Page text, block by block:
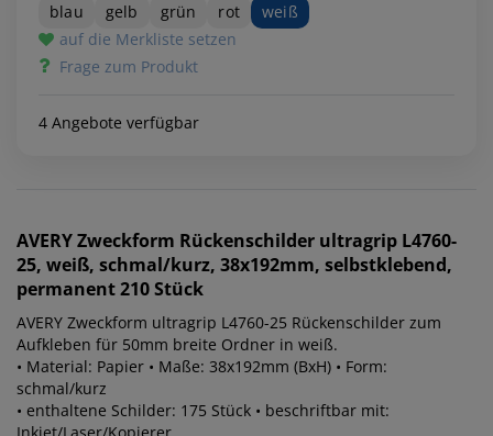
blau
gelb grün rot
weiß
auf die Merkliste setzen
Frage zum Produkt
4 Angebote verfügbar
AVERY Zweckform Rückenschilder ultragrip L4760-
25, weiß, schmal/kurz, 38x192mm, selbstklebend,
permanent 210 Stück
AVERY Zweckform ultragrip L4760-25 Rückenschilder zum
Aufkleben für 50mm breite Ordner in weiß.
• Material: Papier • Maße: 38x192mm (BxH) • Form:
schmal/kurz
• enthaltene Schilder: 175 Stück • beschriftbar mit: